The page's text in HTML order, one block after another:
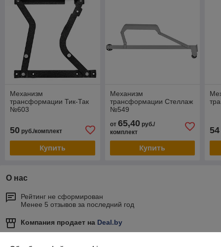
Механизм
трансформации Тик-Так
№603
50 руб./комплект
Купить
Механизм
трансформации Стеллаж
№549
от 65,40руб./
комплект
Купить
54
О нас
Рейтинг не сформирован
Менее 5 отзывов за последний год
Компания продает на Deal.by